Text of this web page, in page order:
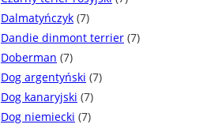
Dalmatyńczyk (7)
Dandie dinmont terrier (7)
Doberman (7)
Dog argentyński (7)
Dog kanaryjski (7)
Dog niemiecki (7)